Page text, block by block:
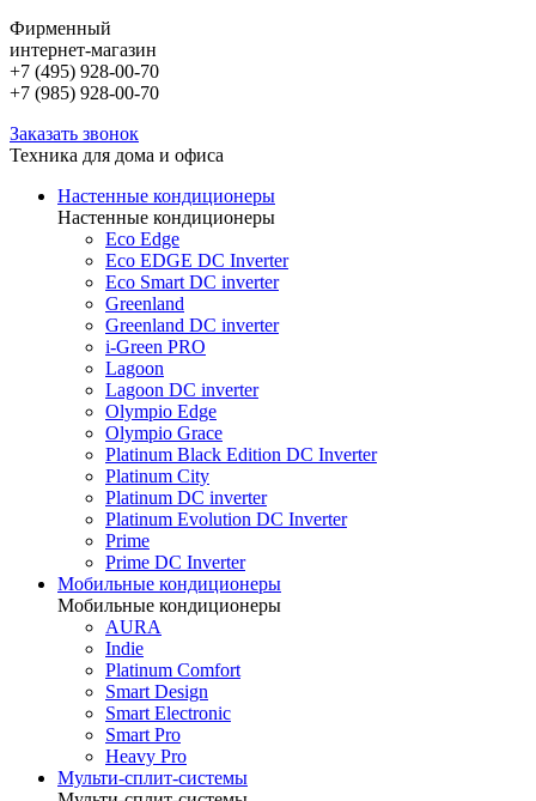
Фирменный
интернет-магазин
+7 (495) 928-00-70
+7 (985) 928-00-70
Заказать звонок
Техника для дома и офиса
Настенные кондиционеры
Настенные кондиционеры
Eco Edge
Eco EDGE DC Inverter
Eco Smart DC inverter
Greenland
Greenland DC inverter
i-Green PRO
Lagoon
Lagoon DC inverter
Olympio Edge
Olympio Grace
Platinum Black Edition DC Inverter
Platinum City
Platinum DC inverter
Platinum Evolution DC Inverter
Prime
Prime DC Inverter
Мобильные кондиционеры
Мобильные кондиционеры
AURA
Indie
Platinum Comfort
Smart Design
Smart Electronic
Smart Pro
Heavy Pro
Мульти-сплит-системы